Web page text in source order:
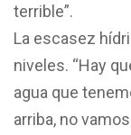
terrible”.
La escasez
niveles. “Hay
agua que
arriba, no